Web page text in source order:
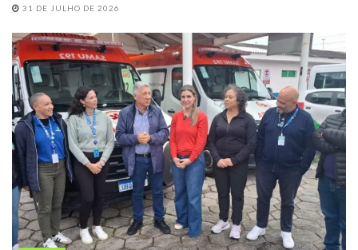
31 DE JULHO DE 2026